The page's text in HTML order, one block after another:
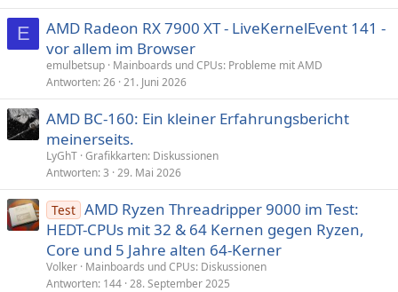
E
AMD Radeon RX 7900 XT - LiveKernelEvent 141 -
vor allem im Browser
emulbetsup Mainboards und CPUs: Probleme mit AMD
Antworten 26 21. Juni 2026
AMD BC-160: Ein kleiner Erfahrungsbericht
meinerseits.
LyGhT Grafikkarten: Diskussionen
Antworten 3 29. Mai 2026
Test AMD Ryzen Threadripper 9000 im Test:
HEDT-CPUs mit 32 & 64 Kernen gegen Ryzen,
Core und 5 Jahre alten 64-Kerner
Volker Mainboards und CPUs: Diskussionen
Antworten 144 28. September 2025